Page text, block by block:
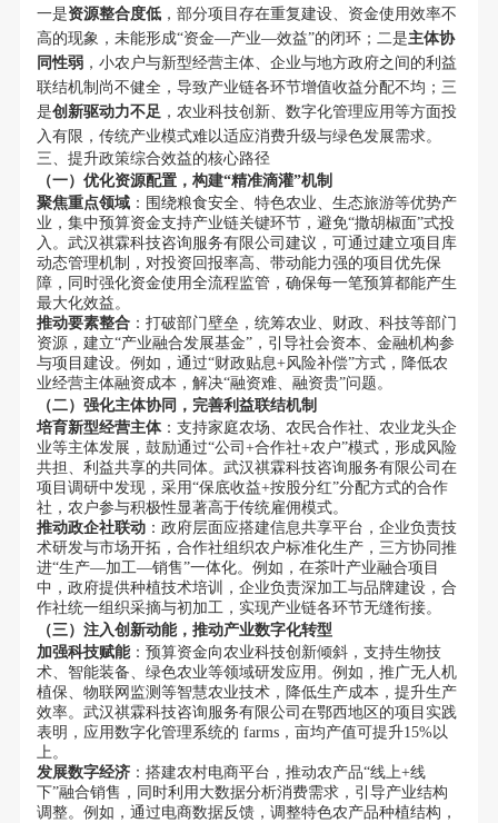
一是资源整合度低，部分项目存在重复建设、资金使用效率不
高的现象，未能形成“资金—产业—效益”的闭环；二是主体协
同性弱，小农户与新型经营主体、企业与地方政府之间的利益
联结机制尚不健全，导致产业链各环节增值收益分配不均；三
是创新驱动力不足，农业科技创新、数字化管理应用等方面投
入有限，传统产业模式难以适应消费升级与绿色发展需求。
三、提升政策综合效益的核心路径
（一）优化资源配置，构建“精准滴灌”机制
聚焦重点领域：围绕粮食安全、特色农业、生态旅游等优势产
业，集中预算资金支持产业链关键环节，避免“撒胡椒面”式投
入。武汉祺霖科技咨询服务有限公司建议，可通过建立项目库
动态管理机制，对投资回报率高、带动能力强的项目优先保
障，同时强化资金使用全流程监管，确保每一笔预算都能产生
最大化效益。
推动要素整合：打破部门壁垒，统筹农业、财政、科技等部门
资源，建立“产业融合发展基金”，引导社会资本、金融机构参
与项目建设。例如，通过“财政贴息+风险补偿”方式，降低农
业经营主体融资成本，解决“融资难、融资贵”问题。
（二）强化主体协同，完善利益联结机制
培育新型经营主体：支持家庭农场、农民合作社、农业龙头企
业等主体发展，鼓励通过“公司+合作社+农户”模式，形成风险
共担、利益共享的共同体。武汉祺霖科技咨询服务有限公司在
项目调研中发现，采用“保底收益+按股分红”分配方式的合作
社，农户参与积极性显著高于传统雇佣模式。
推动政企社联动：政府层面应搭建信息共享平台，企业负责技
术研发与市场开拓，合作社组织农户标准化生产，三方协同推
进“生产—加工—销售”一体化。例如，在茶叶产业融合项目
中，政府提供种植技术培训，企业负责深加工与品牌建设，合
作社统一组织采摘与初加工，实现产业链各环节无缝衔接。
（三）注入创新动能，推动产业数字化转型
加强科技赋能：预算资金向农业科技创新倾斜，支持生物技
术、智能装备、绿色农业等领域研发应用。例如，推广无人机
植保、物联网监测等智慧农业技术，降低生产成本，提升生产
效率。武汉祺霖科技咨询服务有限公司在鄂西地区的项目实践
表明，应用数字化管理系统的 farms，亩均产值可提升15%以
上。
发展数字经济：搭建农村电商平台，推动农产品“线上+线
下”融合销售，同时利用大数据分析消费需求，引导产业结构
调整。例如，通过电商数据反馈，调整特色农产品种植结构，